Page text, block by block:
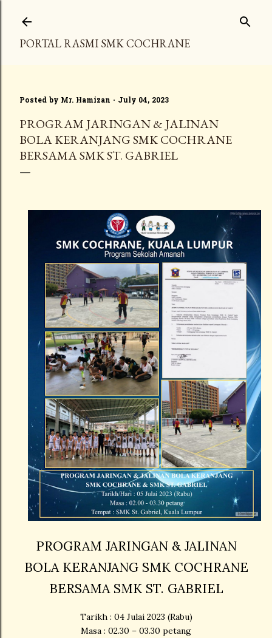
PORTAL RASMI SMK COCHRANE
Posted by Mr. Hamizan July 04, 2023
PROGRAM JARINGAN & JALINAN
BOLA KERANJANG SMK COCHRANE
BERSAMA SMK ST. GABRIEL
PROGRAM JARINGAN & JALINAN
BOLA KERANJANG SMK COCHRANE
BERSAMA SMK ST. GABRIEL
Tarikh : 04 Julai 2023 (Rabu)
Masa : 02.30 – 03.30 petang